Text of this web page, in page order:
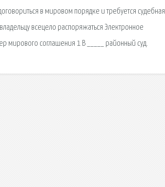
в мировом порядке и требуется судебная
всецело распоряжаться Электронное
мирового соглашения 1 В _____ районный суд.